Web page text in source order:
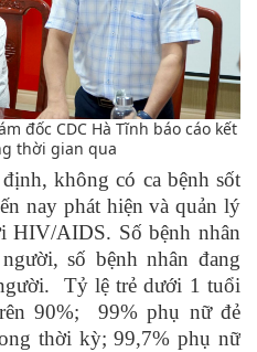
đốc CDC Hà Tĩnh báo cáo kết
thời gian qua
không có ca bệnh sốt
nay phát hiện và quản lý
HIV/AIDS. Số bệnh nhân
số bệnh nhân đang
Tỷ lệ trẻ dưới 1 tuổi
90%; 99% phụ nữ đẻ
thời kỳ; 99,7% phụ nữ